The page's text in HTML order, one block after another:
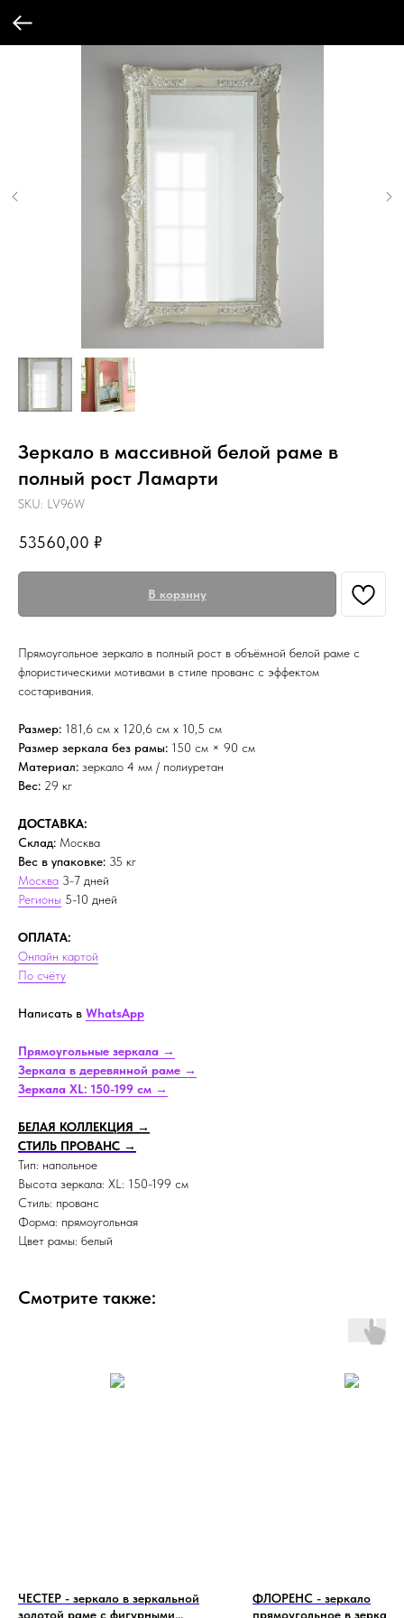
Зеркало в массивной белой раме в
полный рост Ламарти
SKU: LV96W
53560,00 ₽
В корзину
Прямоугольное зеркало в полный рост в объёмной белой раме с
флористическими мотивами в стиле прованс с эффектом
состаривания.
Размер: 181,6 см х 120,6 см х 10,5 см
Размер зеркала без рамы: 150 см × 90 см
Материал: зеркало 4 мм / полиуретан
Вес: 29 кг
ДОСТАВКА:
Склад: Москва
Вес в упаковке: 35 кг
Москва 3-7 дней
Регионы 5-10 дней
ОПЛАТА:
Онлайн картой
По счёту
Написать в WhatsApp
Прямоугольные зеркала →
Зеркала в деревянной раме →
Зеркала XL: 150-199 см →
БЕЛАЯ КОЛЛЕКЦИЯ →
СТИЛЬ ПРОВАНС →
Тип: напольное
Высота зеркала: XL: 150-199 см
Стиль: прованс
Форма: прямоугольная
Цвет рамы: белый
Смотрите также:
ЧЕСТЕР - зеркало в зеркальной
золотой раме с фигурными
ФЛОРЕНС - зеркало
прямоугольное в